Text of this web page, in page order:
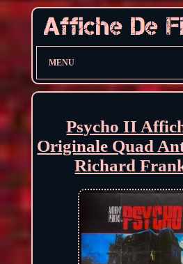
MENU
Psycho II
Originale Quad
Richard